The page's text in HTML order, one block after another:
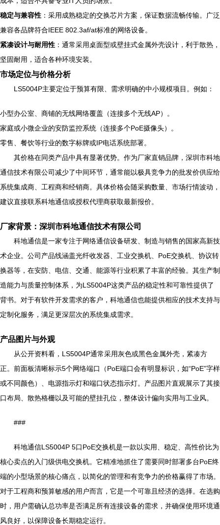
稳定与兼容性 ：采用成熟稳定的交换芯片方案，保证数据流畅传输。广泛
兼容各品牌符合IEEE 802.3af/at标准的网络设备。
紧凑设计与耐用性 ：通常采用桌面型或壁挂式金属外壳设计，利于散热，
坚固耐用，适合各种环境安装。
市场定位与价格分析
LS5004P主要定位于预算有限、需求明确的中小规模项目。例如：
小型办公室、商铺的无线网络覆盖（连接多个无线AP）。
家庭或小微企业的安防监控系统（连接多个PoE摄像头）。
零售、餐饮等行业的数字标牌或IP电话系统部署。
其价格在同类产品中具有显著优势。作为厂家直销品牌，深圳市科地
通信技术有限公司减少了中间环节，通常能以极具竞争力的批发价供应给
系统集成商、工程商和经销商。具体价格会随采购数量、市场行情波动，
建议直接联系科地通信或授权代理商获取最新报价。
厂家背景：深圳市科地通信技术有限公司
科地通信是一家专注于网络通信设备研发、制造与销售的国家高新技
术企业。公司产品线涵盖光纤收发器、工业交换机、PoE交换机、协议转
换器等，在安防、电信、交通、能源等行业积累了丰富的经验。其生产制
造能力与质量控制体系，为LS5004P这类产品的稳定性和可靠性提供了
背书。对于有软件开发需求的客户，科地通信也能提供相应的技术支持与
定制化服务，满足更深层次的系统集成需求。
产品图片与外观
从公开资料看，LS5004P通常采用灰色或黑色金属外壳，紧凑方
正。前面板清晰标示5个网络端口（PoE端口会有明显标识，如“PoE”字样
或不同颜色）、电源指示灯和端口状态指示灯。产品图片直观展示了其接
口布局、散热格栅以及可能的壁挂孔位，整体设计偏向实用与工业风。
###
科地通信LS5004P 5口PoE交换机是一款以实用、稳定、高性价比为
核心卖点的入门级供电交换机。它精准地抓住了需要同时部署多台PoE终
端的小型场景的核心痛点，以简化的管理和有竞争力的价格赢得了市场。
对于工程商和预算敏感的用户而言，它是一个可靠且经济的选择。在选购
时，用户需确认总功率是否满足所有连接设备的需求，并确保使用环境通
风良好，以保障设备长期稳定运行。